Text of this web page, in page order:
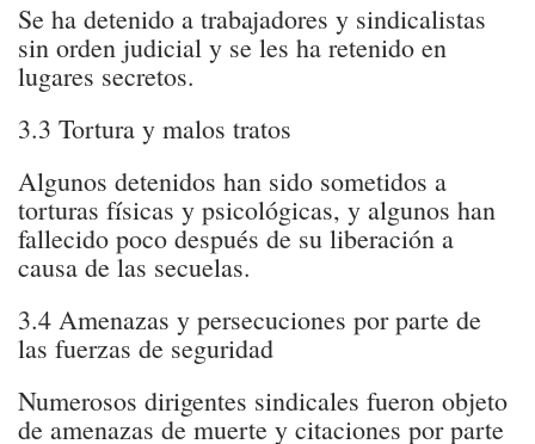
Se ha detenido a trabajadores y sindicalistas
sin orden judicial y se les ha retenido en
lugares secretos.
3.3 Tortura y malos tratos
Algunos detenidos han sido sometidos a
torturas físicas y psicológicas, y algunos han
fallecido poco después de su liberación a
causa de las secuelas.
3.4 Amenazas y persecuciones por parte de
las fuerzas de seguridad
Numerosos dirigentes sindicales fueron objeto
de amenazas de muerte y citaciones por parte